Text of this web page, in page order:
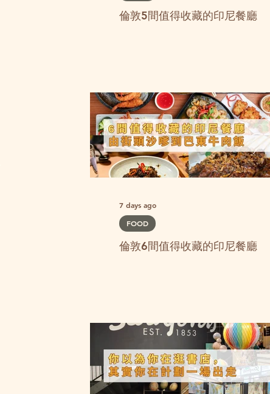
倫敦5間值得收藏的印尼餐廳
倫敦6間值得收藏的印尼餐廳
FOOD
7 days ago